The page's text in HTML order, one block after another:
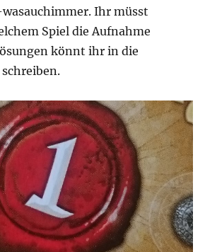
Ihr müsst
Spiel die Aufnahme
könnt ihr in die